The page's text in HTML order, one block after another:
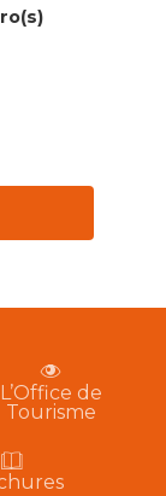
L’Office de
Tourisme